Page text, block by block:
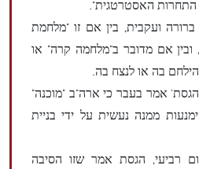
התחרות האסטרטגית".
ברורה ועקבית, בין אם זו "מלחמת
אם מדובר ב"מלחמה קרה" או
בה או לנצח בה.
אמר בעבר כי ארה"ב "מוכנה"
ממנה נעשית על ידי בניית
רביעי, הגסת אמר שזו הסיבה